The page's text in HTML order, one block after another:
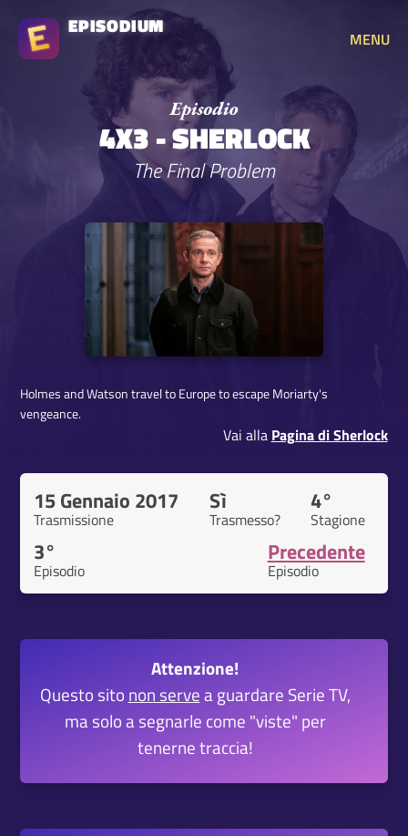
EPISODIUM
MENU
4X3 - SHERLOCK
The Final Problem
Holmes and Watson travel to Europe to escape Moriarty's
vengeance.
Vai alla Pagina di Sherlock
15 Gennaio 2017
Trasmissione
Sì
Trasmesso?
4°
Stagione
3°
Episodio
Precedente
Episodio
Attenzione!
Questo sito non servea guardare Serie TV,
ma solo a segnarle come "viste" per
tenerne traccia!